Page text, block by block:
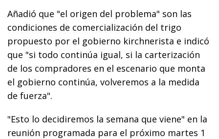
Añadió que "el origen del problema" son las
condiciones de comercialización del trigo
propuesto por el gobierno kirchnerista e indicó
que "si todo continúa igual, si la carterización
de los compradores en el escenario que monta
el gobierno continúa, volveremos a la medida
de fuerza".
"Esto lo decidiremos la semana que viene" en la
reunión programada para el próximo martes 1